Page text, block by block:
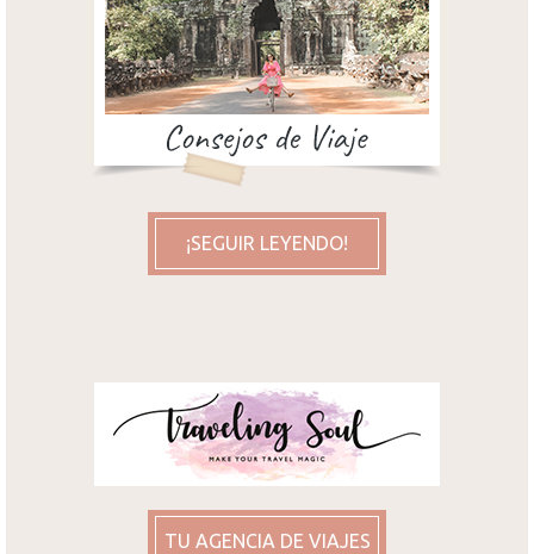
¡SEGUIR LEYENDO!
TU AGENCIA DE VIAJES